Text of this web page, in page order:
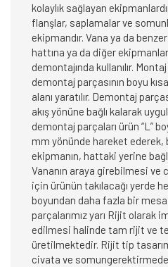
kolaylık sağlayan
flanşlar, saplamalar ve
ekipmandır. Vana ya da
hattına ya da diğer
demontajında kullanılır.
demontaj parçasının boyu
alanı yaratılır. Demontaj
akış yönüne bağlı kalarak
demontaj parçaları ürün “L”
mm yönünde hareket ederek,
ekipmanın, hattaki yerine
Vananın araya girebilmesi ve
için ürünün takılacağı yerde
boyundan daha fazla bir
parçalarımız yarı Rijit olarak
edilmesi halinde tam rijit ve
üretilmektedir. Rijit tip
civata ve